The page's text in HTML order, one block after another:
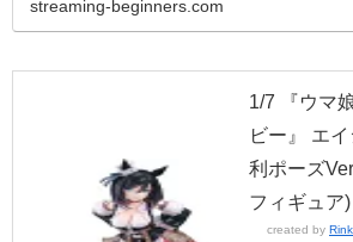
streaming-beginners.com
1/7 『ウマ
ビー』 エ
利ポーズ
フィギュア)
created by